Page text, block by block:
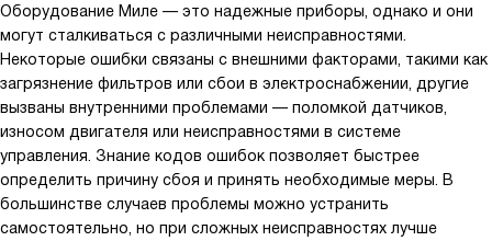
Оборудование Миле — это надежные приборы, однако и они
могут сталкиваться с различными неисправностями.
Некоторые ошибки связаны с внешними факторами, такими как
загрязнение фильтров или сбои в электроснабжении, другие
вызваны внутренними проблемами — поломкой датчиков,
износом двигателя или неисправностями в системе
управления. Знание кодов ошибок позволяет быстрее
определить причину сбоя и принять необходимые меры. В
большинстве случаев проблемы можно устранить
самостоятельно, но при сложных неисправностях лучше